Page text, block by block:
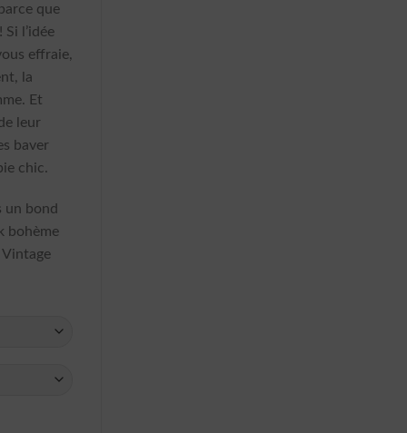
que
l’idée
effraie,
la
Et
leur
baver
chic.
un bond
bohème
Vintage